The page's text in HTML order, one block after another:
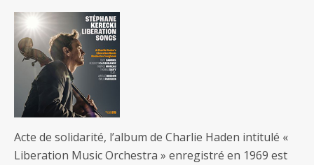
Acte de solidarité, l’album de Charlie Haden intitulé «
Liberation Music Orchestra » enregistré en 1969 est